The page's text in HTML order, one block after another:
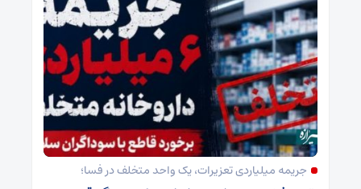
جریمه میلیاردی تعزیرات، یک واحد متخلف در فسا؛